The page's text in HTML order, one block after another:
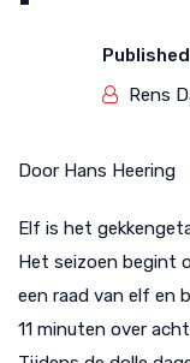
Rens
Door Hans Heering
Elf is het
Het seizoen begint
een raad van elf en
11 minuten over